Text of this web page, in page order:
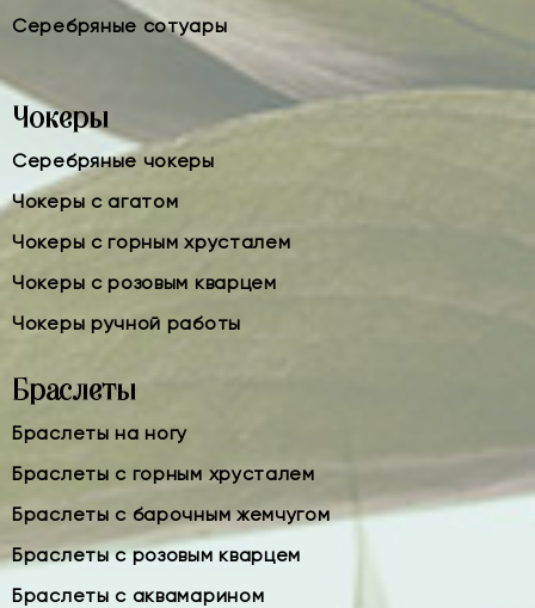
Серебряные сотуары
Чокеры
Серебряные чокеры
Чокеры с агатом
Чокеры с горным хрусталем
Чокеры с розовым кварцем
Чокеры ручной работы
Браслеты
Браслеты на ногу
Браслеты с горным хрусталем
Браслеты с барочным жемчугом
Браслеты с розовым кварцем
Браслеты с аквамарином